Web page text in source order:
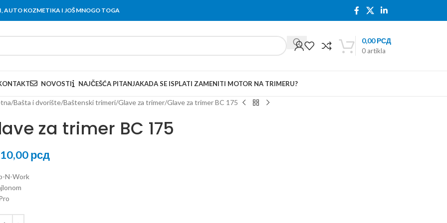
AUTO KOZMETIKA I JOŠ MNOGO TOGA
0 artikla
0,00РСД
NOVOSTI NAJČEŠĆA PITANJAKADA SE ISPLATI ZAMENITI MOTOR NA TRIMERU?
Bašta i dvorište Baštenski trimeri Glave za trimer Glave za trimer BC 175
za trimer BC 175
рсд
N-Work